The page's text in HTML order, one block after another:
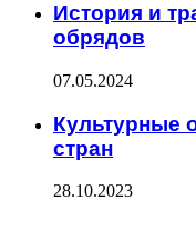
История и
обрядов
07.05.2024
Культурные
стран
28.10.2023